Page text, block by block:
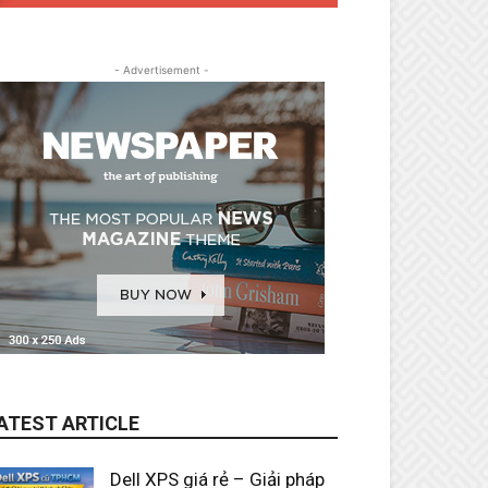
- Advertisement -
ARTICLE
Dell XPS giá rẻ – Giải pháp